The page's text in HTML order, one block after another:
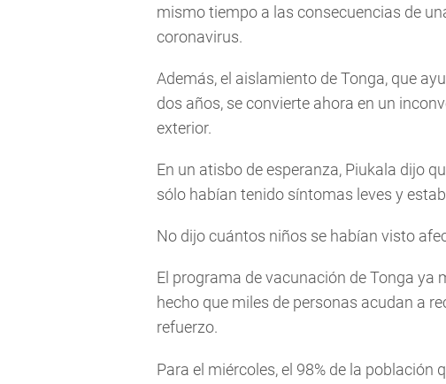
mismo tiempo a las consecuencias de
coronavirus.
Además, el aislamiento de Tonga, que
dos años, se convierte ahora en un
exterior.
En un atisbo de esperanza, Piukala dijo
sólo habían tenido síntomas leves y
No dijo cuántos niños se habían visto
El programa de vacunación de Tonga ya
hecho que miles de personas acudan a
refuerzo.
Para el miércoles, el 98% de la población